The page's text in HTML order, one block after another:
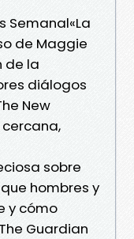
Semanal«La
de Maggie
de la
diálogos
New
sobre
hombres y
y cómo
Guardian